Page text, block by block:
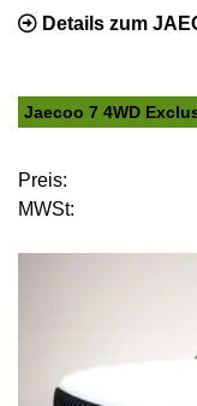
Details zum
Jaecoo 7 4WD
Preis:
MWSt: